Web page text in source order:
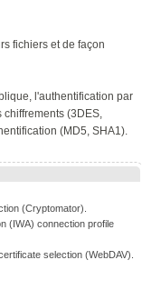
fichiers et de façon
l'authentification par
chiffrements (3DES,
(MD5, SHA1).
(Cryptomator).
(IWA) connection profile
selection (WebDAV).